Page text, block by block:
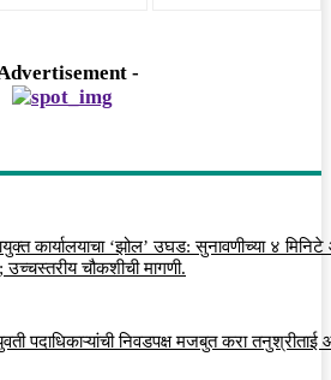
-
कार्यालयाचा ‘झोल’ उघड: सुनावणीच्या ४
उच्चस्तरीय चौकशीची मागणी.
पदाधिकाऱ्यांची निवडपक्ष मजबुत करा तनुश्रीताई